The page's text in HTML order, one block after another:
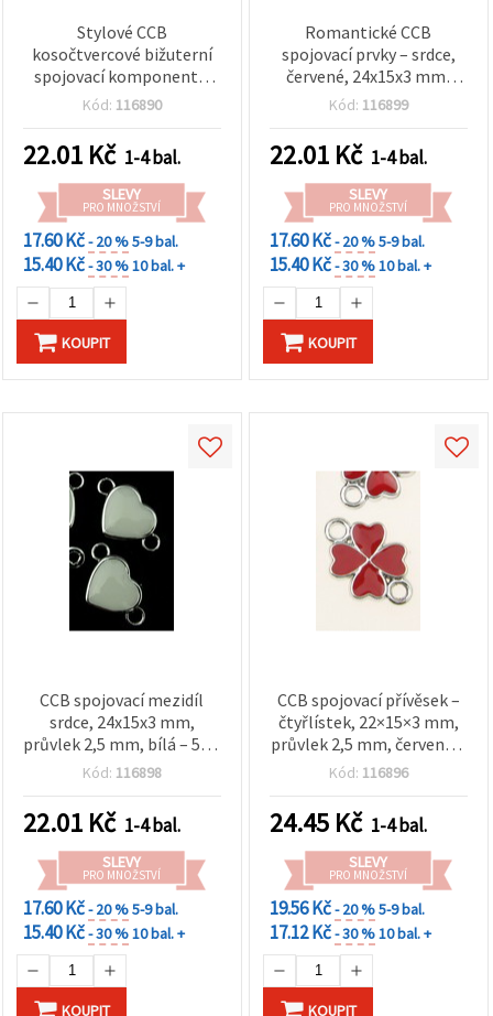
Stylové CCB
kosočtvercové bižuterní
spojovací komponenty,
bílé, 25×15×4 mm – sada 5
Kód: 116890
22.01 Kč 1-4 bal.
SLEVY
PRO MNOŽSTVÍ
17.60 Kč- 20 %5-9 bal.
15.40 Kč- 30 %10 bal. +
KOUPIT
Romantické CCB
spojovací prvky – srdce,
červené, 24x15x3 mm,
otvor 2,5 mm – sada 5 ks
Kód: 116899
22.01 Kč 1-4 bal.
SLEVY
PRO MNOŽSTVÍ
17.60 Kč- 20 %5-9 bal.
15.40 Kč- 30 %10 bal. +
KOUPIT
CCB spojovací mezidíl
srdce, 24x15x3 mm,
průvlek 2,5 mm, bílá – 5 ks
pro výrobu šperků
Kód: 116898
22.01 Kč 1-4 bal.
SLEVY
PRO MNOŽSTVÍ
17.60 Kč- 20 %5-9 bal.
15.40 Kč- 30 %10 bal. +
KOUPIT
CCB spojovací přívěsek –
čtyřlístek, 22×15×3 mm,
průvlek 2,5 mm, červená –
5 ks
Kód: 116896
24.45 Kč 1-4 bal.
SLEVY
PRO MNOŽSTVÍ
19.56 Kč- 20 %5-9 bal.
17.12 Kč- 30 %10 bal. +
KOUPIT